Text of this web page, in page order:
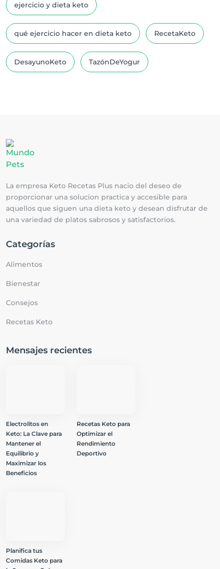
ejercicio y dieta keto
qué ejercicio hacer en dieta keto RecetaKeto
DesayunoKeto TazónDeYogur
La empresa Keto Recetas Plus nacio del deseo de
proporcionar una solucion practica y accesible para
aquellos que siguen una dieta keto y desean disfrutar de
una variedad de platos sabrosos y satisfactorios.
Categorías
Alimentos
Bienestar
Consejos
Recetas Keto
Mensajes recientes
Electrolitos en
Keto: La Clave para
Mantener el
Equilibrio y
Maximizar los
Beneficios
Recetas Keto para
Optimizar el
Rendimiento
Deportivo
Planifica tus
Comidas Keto para